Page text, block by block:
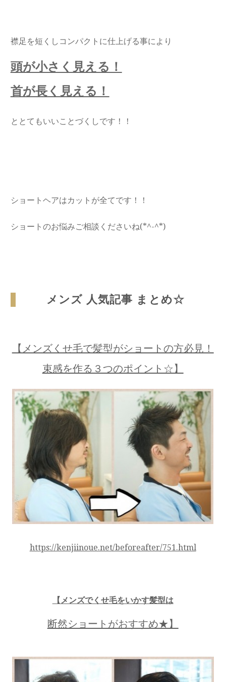
襟足を短くしコンパクトに仕上げる事により
頭が小さく見える！
首が長く見える！
ととてもいいことづくしです！！
ショートヘアはカットが全てです！！
ショートのお悩みご相談くださいね(*^-^*)
メンズ 人気記事 まとめ☆
【メンズくせ毛で髪型がショートの方必見！
束感を作る３つのポイント☆】
https://kenjiinoue.net/beforeafter/751.html
【メンズでくせ毛をいかす髪型は
断然ショートがおすすめ★】